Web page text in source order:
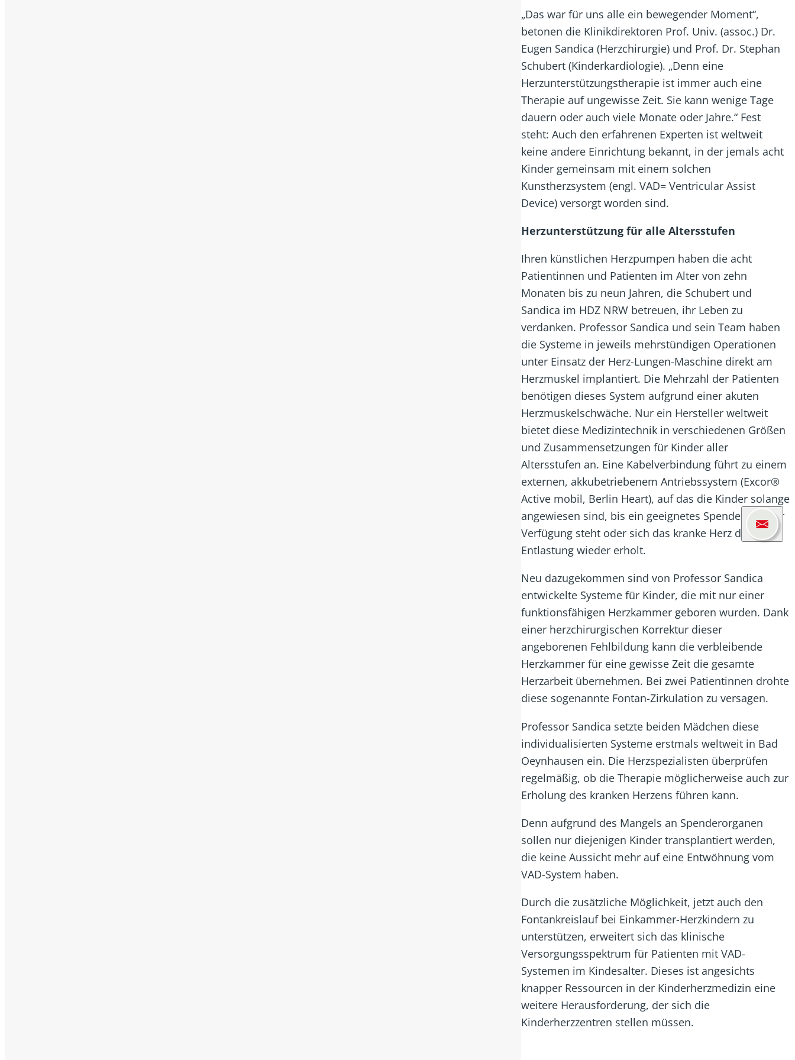
„Das war für uns alle ein bewegender Moment“,
betonen die Klinikdirektoren Prof. Univ. (assoc.) Dr.
Eugen Sandica (Herzchirurgie) und Prof. Dr. Stephan
Schubert (Kinderkardiologie). „Denn eine
Herzunterstützungstherapie ist immer auch eine
Therapie auf ungewisse Zeit. Sie kann wenige Tage
dauern oder auch viele Monate oder Jahre.“ Fest
steht: Auch den erfahrenen Experten ist weltweit
keine andere Einrichtung bekannt, in der jemals acht
Kinder gemeinsam mit einem solchen
Kunstherzsystem (engl. VAD= Ventricular Assist
Device) versorgt worden sind.
Herzunterstützung für alle Altersstufen
Ihren künstlichen Herzpumpen haben die acht
Patientinnen und Patienten im Alter von zehn
Monaten bis zu neun Jahren, die Schubert und
Sandica im HDZ NRW betreuen, ihr Leben zu
verdanken. Professor Sandica und sein Team haben
die Systeme in jeweils mehrstündigen Operationen
unter Einsatz der Herz-Lungen-Maschine direkt am
Herzmuskel implantiert. Die Mehrzahl der Patienten
benötigen dieses System aufgrund einer akuten
Herzmuskelschwäche. Nur ein Hersteller weltweit
bietet diese Medizintechnik in verschiedenen Größen
und Zusammensetzungen für Kinder aller
Altersstufen an. Eine Kabelverbindung führt zu einem
externen, akkubetriebenem Antriebssystem (Excor®
Active mobil, Berlin Heart), auf das die Kinder solange
angewiesen sind, bis ein geeignetes Spenderherz zur
Verfügung steht oder sich das kranke Herz dank der
Entlastung wieder erholt.
Neu dazugekommen sind von Professor Sandica
entwickelte Systeme für Kinder, die mit nur einer
funktionsfähigen Herzkammer geboren wurden. Dank
einer herzchirurgischen Korrektur dieser
angeborenen Fehlbildung kann die verbleibende
Herzkammer für eine gewisse Zeit die gesamte
Herzarbeit übernehmen. Bei zwei Patientinnen drohte
diese sogenannte Fontan-Zirkulation zu versagen.
Professor Sandica setzte beiden Mädchen diese
individualisierten Systeme erstmals weltweit in Bad
Oeynhausen ein. Die Herzspezialisten überprüfen
regelmäßig, ob die Therapie möglicherweise auch zur
Erholung des kranken Herzens führen kann.
Denn aufgrund des Mangels an Spenderorganen
sollen nur diejenigen Kinder transplantiert werden,
die keine Aussicht mehr auf eine Entwöhnung vom
VAD-System haben.
Durch die zusätzliche Möglichkeit, jetzt auch den
Fontankreislauf bei Einkammer-Herzkindern zu
unterstützen, erweitert sich das klinische
Versorgungsspektrum für Patienten mit VAD-
Systemen im Kindesalter. Dieses ist angesichts
knapper Ressourcen in der Kinderherzmedizin eine
weitere Herausforderung, der sich die
Kinderherzzentren stellen müssen.